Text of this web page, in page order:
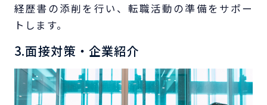
経歴書の添削を行い、転職活動の準備をサポー
トします。
3.面接対策・企業紹介